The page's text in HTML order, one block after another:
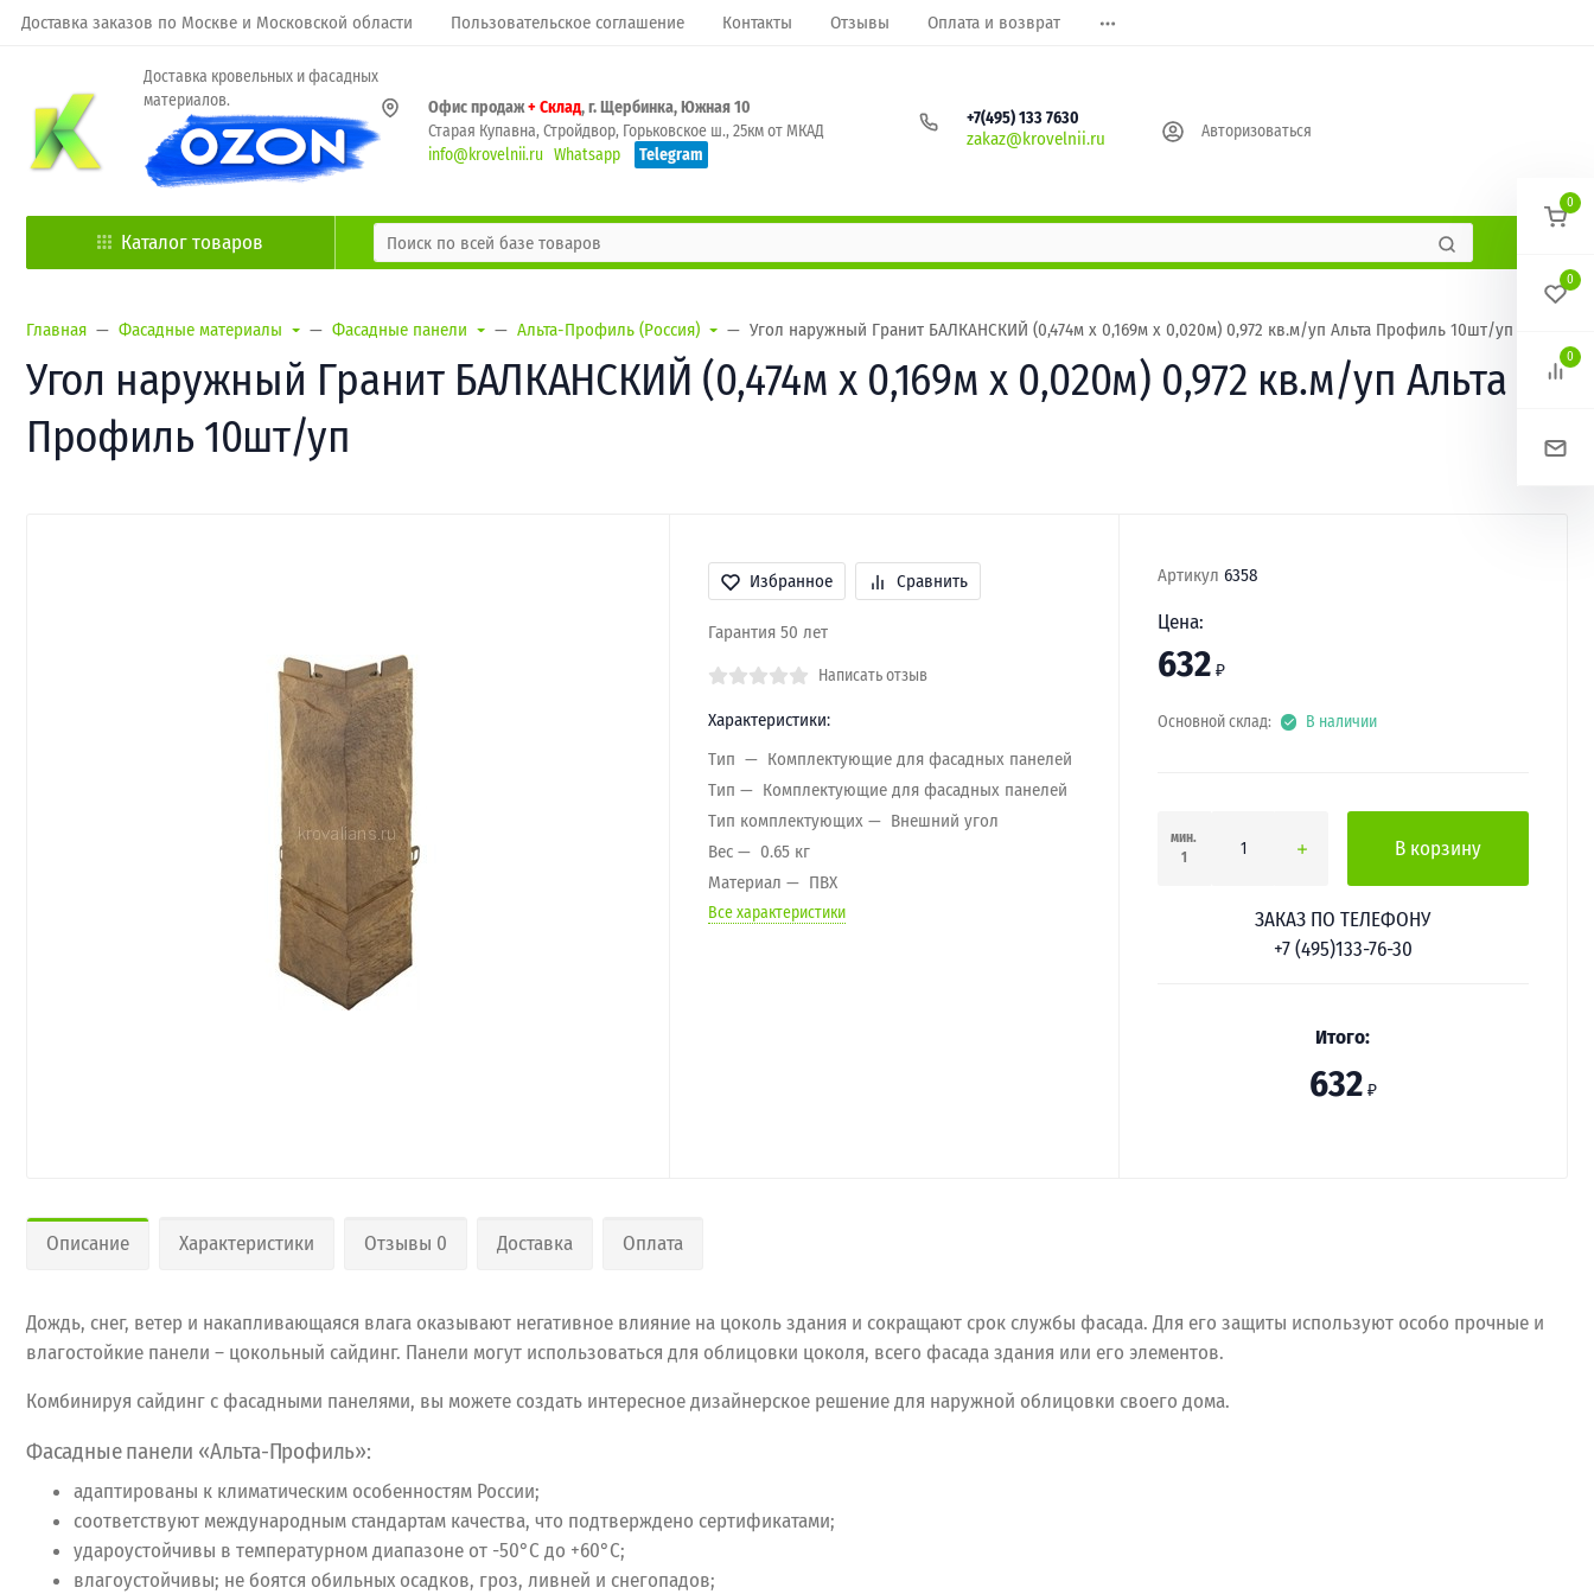
Доставка заказов по Москве и Московской области Пользовательское соглашение Контакты Отзывы Оплата и возврат
Доставка кровельных и фасадных
материалов.
Офис продаж+ Склад, г. Щербинка, Южная 10
Старая Купавна, Стройдвор, Горьковское ш., 25км от МКАД
info@krovelnii.ru Whatsapp Telegram
+7(495) 133 7630
zakaz@krovelnii.ru Авторизоваться
Каталог товаров
Главная Фасадные материалы Фасадные панели Альта-Профиль (Россия) Угол наружный Гранит БАЛКАНСКИЙ (0,474м х 0,169м х 0,020м) 0,972 кв.м/уп Альта Профиль 10шт/уп
Угол наружный Гранит БАЛКАНСКИЙ (0,474м х 0,169м х 0,020м) 0,972 кв.м/уп Альта
Профиль 10шт/уп
Избранное Сравнить
Гарантия 50 лет
Написать отзыв
Характеристики:
Тип
Комплектующие для фасадных панелей
Тип
Комплектующие для фасадных панелей
Тип комплектующих
Внешний угол
Вес
0.65 кг
Материал
ПВХ
Все характеристики
Артикул 6358
Цена:
632 ₽
Основной склад: В наличии
мин.
1
В корзину
ЗАКАЗ ПО ТЕЛЕФОНУ
+7 (495)133-76-30
Итого:
632 ₽
Описание Характеристики Отзывы 0 Доставка Оплата
Дождь, снег, ветер и накапливающаяся влага оказывают негативное влияние на цоколь здания и сокращают срок службы фасада. Для его защиты используют особо прочные и
влагостойкие панели – цокольный сайдинг. Панели могут использоваться для облицовки цоколя, всего фасада здания или его элементов.
Комбинируя сайдинг с фасадными панелями, вы можете создать интересное дизайнерское решение для наружной облицовки своего дома.
Фасадные панели «Альта-Профиль»:
адаптированы к климатическим особенностям России;
соответствуют международным стандартам качества, что подтверждено сертификатами;
удароустойчивы в температурном диапазоне от -50°С до +60°С;
влагоустойчивы; не боятся обильных осадков, гроз, ливней и снегопадов;
0
0
0